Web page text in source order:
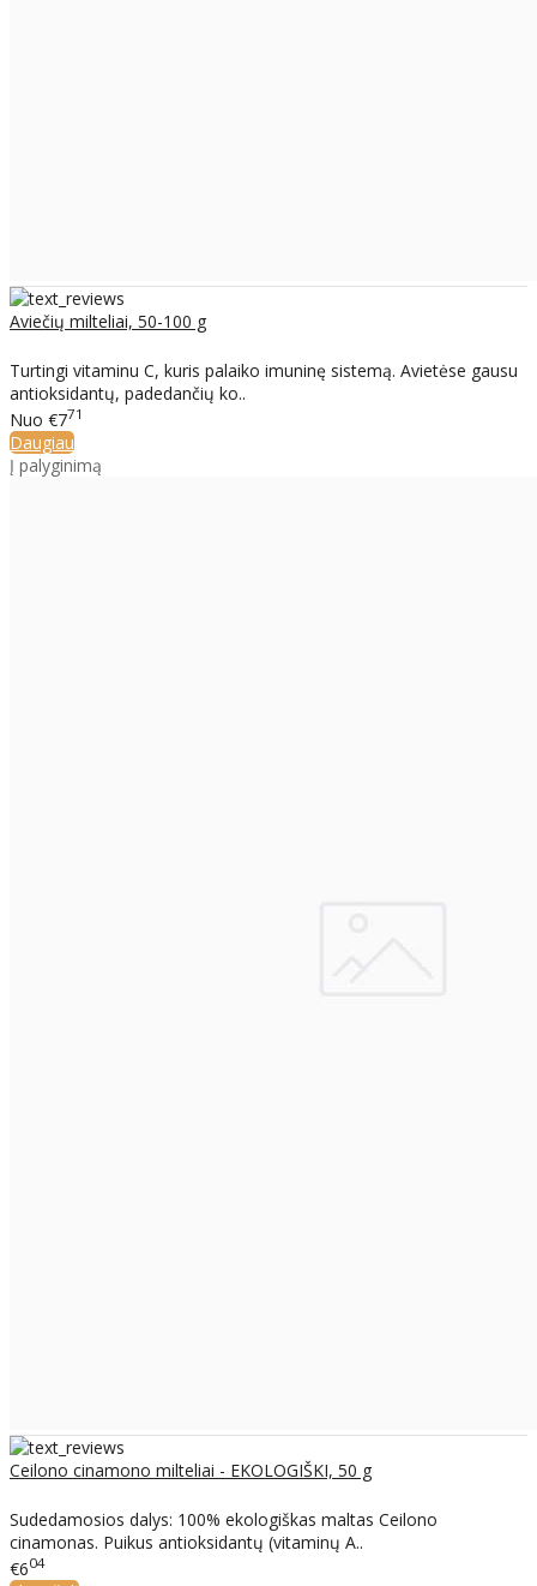
Aviečių milteliai, 50-100 g
Turtingi vitaminu C, kuris palaiko imuninę sistemą. Avietėse gausu
antioksidantų, padedančių ko..
Nuo €771
Daugiau
Į palyginimą
Ceilono cinamono milteliai - EKOLOGIŠKI, 50 g
Sudedamosios dalys: 100% ekologiškas maltas Ceilono
cinamonas. Puikus antioksidantų (vitaminų A..
€604